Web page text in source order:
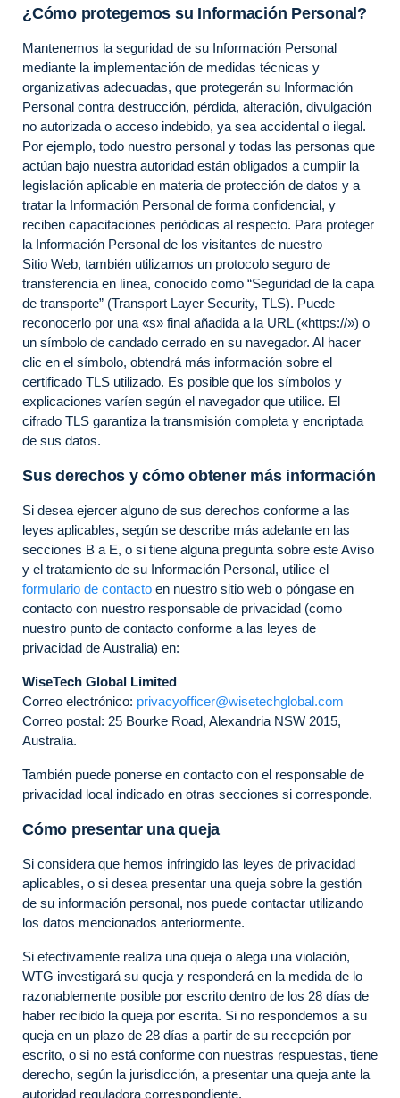
¿Cómo protegemos su Información Personal?
Mantenemos la seguridad de su Información Personal
mediante la implementación de medidas técnicas y
organizativas adecuadas, que protegerán su Información
Personal contra destrucción, pérdida, alteración, divulgación
no autorizada o acceso indebido, ya sea accidental o ilegal.
Por ejemplo, todo nuestro personal y todas las personas que
actúan bajo nuestra autoridad están obligados a cumplir la
legislación aplicable en materia de protección de datos y a
tratar la Información Personal de forma confidencial, y
reciben capacitaciones periódicas al respecto. Para proteger
la Información Personal de los visitantes de nuestro
Sitio Web, también utilizamos un protocolo seguro de
transferencia en línea, conocido como “Seguridad de la capa
de transporte” (Transport Layer Security, TLS). Puede
reconocerlo por una «s» final añadida a la URL («https://») o
un símbolo de candado cerrado en su navegador. Al hacer
clic en el símbolo, obtendrá más información sobre el
certificado TLS utilizado. Es posible que los símbolos y
explicaciones varíen según el navegador que utilice. El
cifrado TLS garantiza la transmisión completa y encriptada
de sus datos.
Sus derechos y cómo obtener más información
Si desea ejercer alguno de sus derechos conforme a las
leyes aplicables, según se describe más adelante en las
secciones B a E, o si tiene alguna pregunta sobre este Aviso
y el tratamiento de su Información Personal, utilice el
formulario de contacto en nuestro sitio web o póngase en
contacto con nuestro responsable de privacidad (como
nuestro punto de contacto conforme a las leyes de
privacidad de Australia) en:
WiseTech Global Limited
Correo electrónico: privacyofficer@wisetechglobal.com
Correo postal: 25 Bourke Road, Alexandria NSW 2015,
Australia.
También puede ponerse en contacto con el responsable de
privacidad local indicado en otras secciones si corresponde.
Cómo presentar una queja
Si considera que hemos infringido las leyes de privacidad
aplicables, o si desea presentar una queja sobre la gestión
de su información personal, nos puede contactar utilizando
los datos mencionados anteriormente.
Si efectivamente realiza una queja o alega una violación,
WTG investigará su queja y responderá en la medida de lo
razonablemente posible por escrito dentro de los 28 días de
haber recibido la queja por escrita. Si no respondemos a su
queja en un plazo de 28 días a partir de su recepción por
escrito, o si no está conforme con nuestras respuestas, tiene
derecho, según la jurisdicción, a presentar una queja ante la
autoridad reguladora correspondiente.